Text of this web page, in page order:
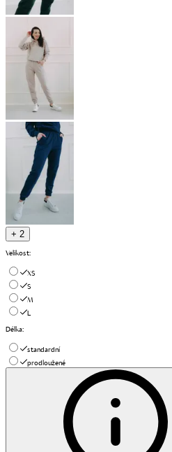
+ 2
Velikost:
XS
S
M
L
Délka:
standardní
prodloužené